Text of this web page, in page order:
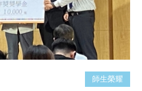
師生榮耀